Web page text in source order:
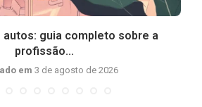
autos: guia completo sobre a
profissão...
em 3 de agosto de 2026